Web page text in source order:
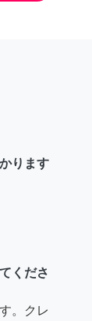
ります
くださ
。クレ